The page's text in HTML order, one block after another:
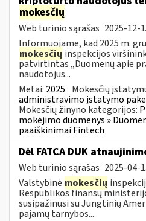
mokesčių
Web turinio sąrašas 2025-12-
Informuojame, kad 2025 m.
mokesčių inspekcijos
patvirtintas „Duomenų apie
naudotojus...
Metai: 2025 Mokesčių
administravimo įstatymo
Mokesčių žinyno kategorijos:
mokėjimo duomenys »
paaiškinimai Fintech
Dėl FATCA DUK
Web turinio sąrašas 2025-04-
Valstybinė mokesčių
Respublikos finansų
susipažinusi su Jungtinių
pajamų tarnybos...